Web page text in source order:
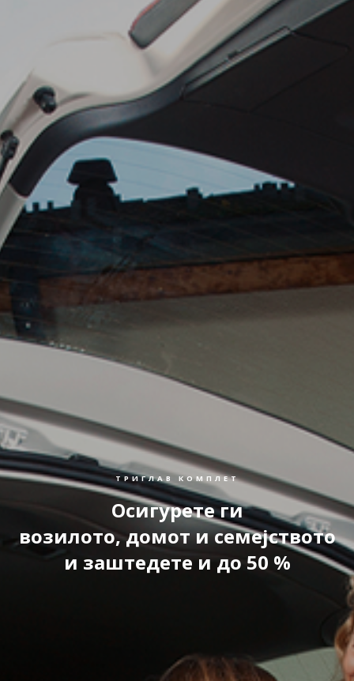
ТРИГЛАВ КОМПЛЕТ
Осигурете ги
возилото, домот и семејството
и заштедете и до 50 %